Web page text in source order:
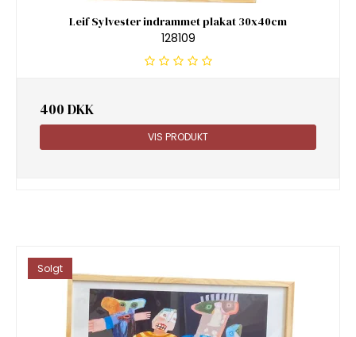
Leif Sylvester indrammet plakat 30x40cm
128109
400 DKK
VIS PRODUKT
Solgt